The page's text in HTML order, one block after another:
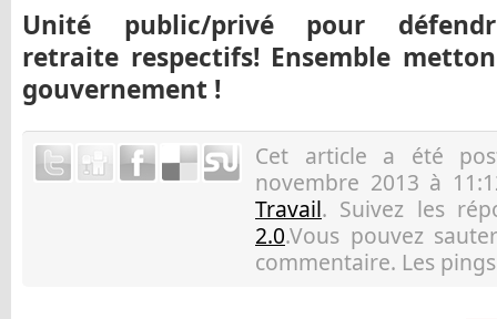
Unité public/privé pour
retraite respectifs! Ensemble
gouvernement !
Cet article a été
novembre 2013 à
Travail. Suivez les
2.0.Vous pouvez
commentaire. Les